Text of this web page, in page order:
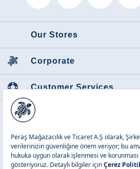
Our Stores
Corporate
Customer Services
Featured Categories